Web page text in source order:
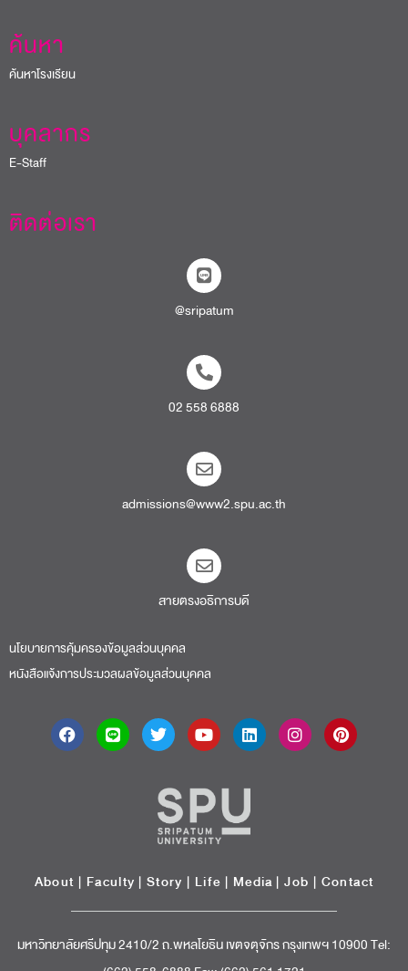
ค้นหา
ค้นหาโรงเรียน
บุคลากร
E-Staff
ติดต่อเรา
@sripatum
02 558 6888
admissions@www2.spu.ac.th
สายตรงอธิการบดี​
นโยบายการคุ้มครองข้อมูลส่วนบุคคล
หนังสือแจ้งการประมวลผลข้อมูลส่วนบุคคล
About | Faculty | Story | Life | Media |Job | Contact
มหาวิทยาลัยศรีปทุม 2410/2 ถ.พหลโยธิน เขตจตุจักร กรุงเทพฯ 10900 Tel: